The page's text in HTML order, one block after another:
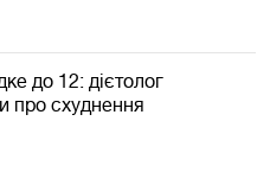
до 12: дієтолог
про схуднення